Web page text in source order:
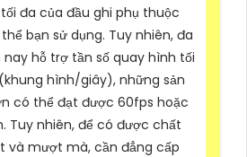
đa của đầu ghi phụ thuộc
bạn sử dụng. Tuy nhiên, đa
nay hỗ trợ tần số quay hình tối
hình/giây), những sản
có thể đạt được 60fps hoặc
Tuy nhiên, để có được chất
và mượt mà, cần đẳng cấp